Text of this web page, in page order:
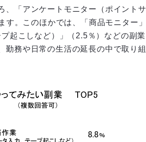
、「アンケートモニター（ポイントサ
。このほかでは、「商品モニター」
起こしなど）」（2.5％）などの副業
勤務や日常の生活の延長の中で取り組